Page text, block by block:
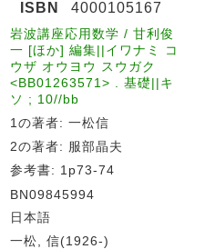
ISBN
4000105167
岩波講座応用数学 / 甘利俊
一 [ほか] 編集||イワナミ コ
ウザ オウヨウ スウガク
<BB01263571> . 基礎||キ
ソ ; 10//bb
1の著者: 一松信
2の著者: 服部晶夫
参考書: 1p73-74
BN09845994
日本語
一松, 信(1926-)